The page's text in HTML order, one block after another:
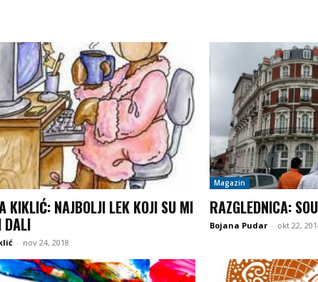
KIKLIĆ: NAJBOLJI LEK KOJI SU MI
DALI
- nov 24, 2018
Magazin
RAZGLEDNICA:
Bojana Pudar - okt 22,